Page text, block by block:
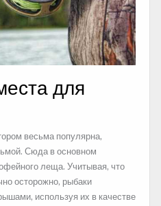
для
весьма популярна,
Сюда в основном
леща. Учитывая, что
осторожно, рыбаки
используя их в качестве